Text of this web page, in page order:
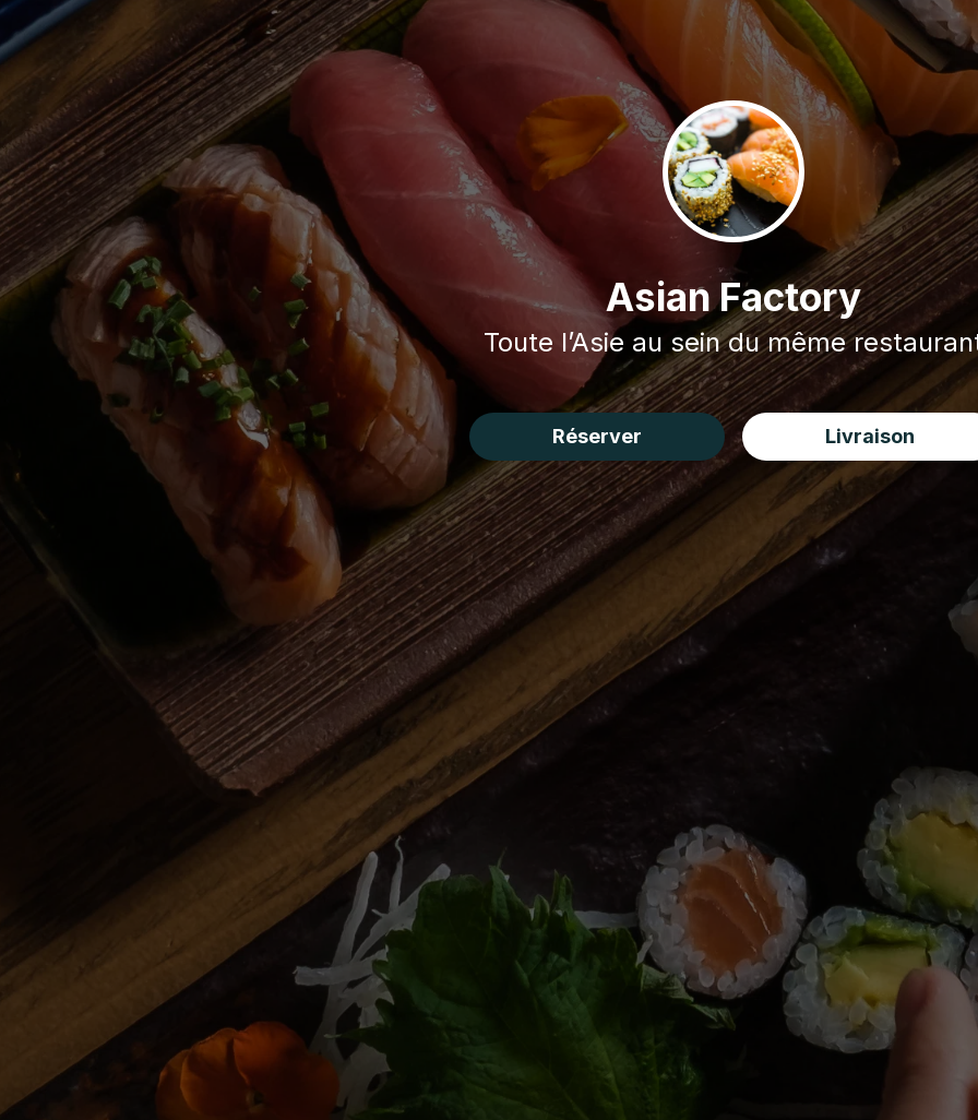
Asian Factory
Toute l’Asie au sein du même
Réserver Livraison